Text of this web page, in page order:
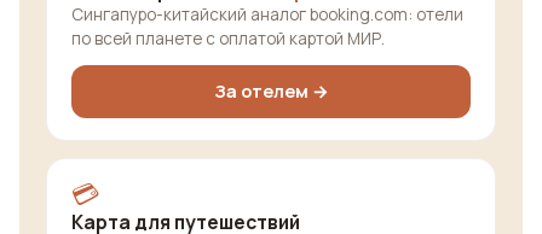
Сингапуро-китайский аналог booking.com: отели
по всей планете с оплатой картой МИР.
За отелем →
💳
Карта для путешествий